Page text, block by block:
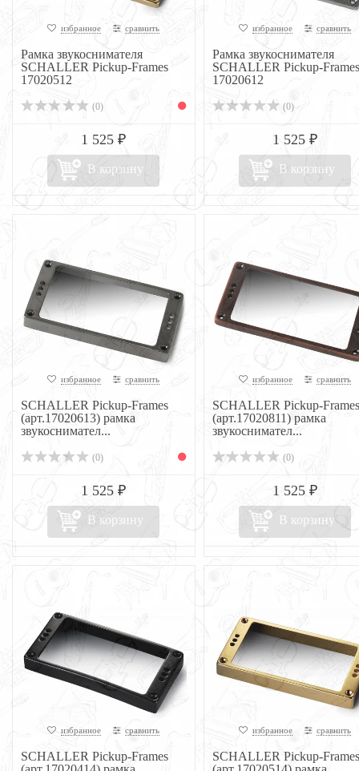
избранное сравнить
Рамка звукоснимателя
SCHALLER Pickup-Frames
17020512
(0)
1 525 ₽
В корзину
избранное сравнить
Рамка звукоснимателя
SCHALLER Pickup-Frames
17020612
(0)
1 525 ₽
В корзину
избранное сравнить
SCHALLER Pickup-Frames
(арт.17020613) рамка
звукоснимател...
(0)
1 525 ₽
В корзину
избранное сравнить
SCHALLER Pickup-Frames
(арт.17020811) рамка
звукоснимател...
(0)
1 525 ₽
В корзину
избранное сравнить
SCHALLER Pickup-Frames
избранное сравнить
SCHALLER Pickup-Frames